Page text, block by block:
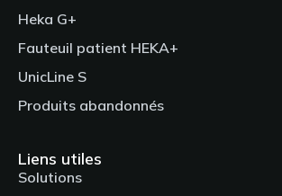
Heka G+
Fauteuil patient HEKA+
UnicLine S
Produits abandonnés
Liens utiles
Solutions